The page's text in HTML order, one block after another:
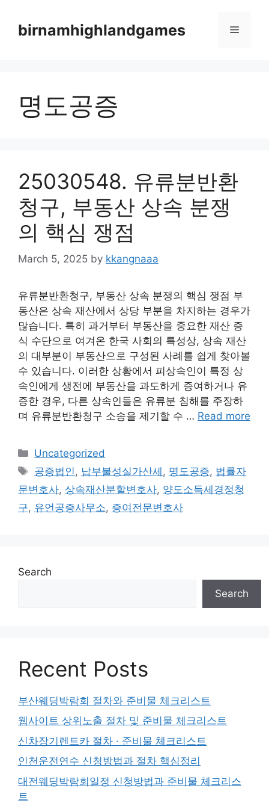
contentbirnamhighlandgames Menu
명도공증
25030548. 유류분반환
청구, 부동산 상속 분쟁
의 핵심 쟁점
March 5, 2025 by kkangnaaa
유류분반환청구, 부동산 상속 분쟁의 핵심 쟁점 부
동산은 상속 재산에서 상당 부분을 차지하는 경우가
많습니다. 특히 과거부터 부동산을 중요한 재산 증
식 수단으로 여겨온 한국 사회의 특성상, 상속 재산
의 대부분이 부동산으로 구성된 사례를 쉽게 찾아볼
수 있습니다. 이러한 상황에서 피상속인이 특정 상
속인에게 생전에 부동산을 과도하게 증여하거나 유
증한 경우, 다른 상속인들은 유류분 침해를 주장하
며 유류분반환청구 소송을 제기할 수 … Read more
Categories
Uncategorized
Tags
공증법인 , 납부불성실가산세 , 명도공증, 법률자
문변호사, 상속재산분할변호사, 양도소득세경정청
구, 유언공증사무소, 증여전문변호사
Search
Search
Recent Posts
부산웨딩박람회 절차와 준비물 체크리스트
웹사이트 상위노출 절차 및 준비물 체크리스트
신차장기렌트카 절차 · 준비물 체크리스트
인천운전연수 신청방법과 절차 핵심정리
대전웨딩박람회일정 신청방법과 준비물 체크리스
트